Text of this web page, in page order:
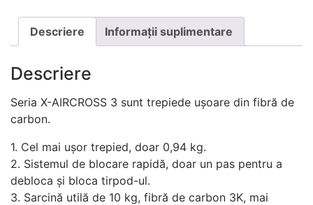
Descriere Informații suplimentare
Descriere
Seria X-AIRCROSS 3 sunt trepiede ușoare din fibră de
carbon.
1. Cel mai ușor trepied, doar 0,94 kg.
2. Sistemul de blocare rapidă, doar un pas pentru a
debloca și bloca tirpod-ul.
3. Sarcină utilă de 10 kg, fibră de carbon 3K, mai